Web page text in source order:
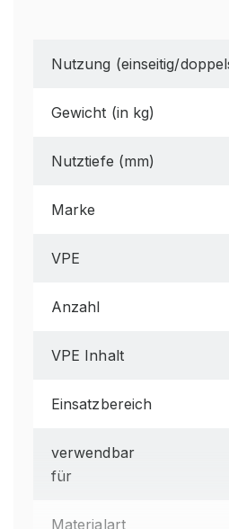
Nutzung (einseitig/
Gewicht (in kg)
Nutztiefe (mm)
Marke
VPE
Anzahl
VPE Inhalt
Einsatzbereich
verwendbar
für
Materialart